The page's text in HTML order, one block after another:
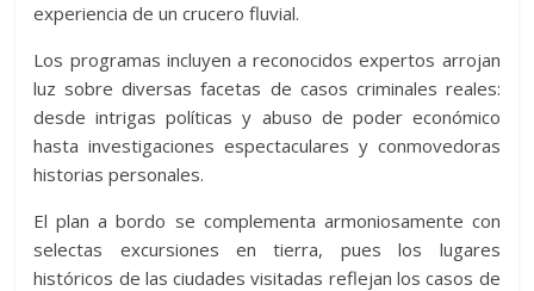
experiencia de un crucero fluvial.
Los programas incluyen a reconocidos expertos arrojan
luz sobre diversas facetas de casos criminales reales:
desde intrigas políticas y abuso de poder económico
hasta investigaciones espectaculares y conmovedoras
historias personales.
El plan a bordo se complementa armoniosamente con
selectas excursiones en tierra, pues los lugares
históricos de las ciudades visitadas reflejan los casos de